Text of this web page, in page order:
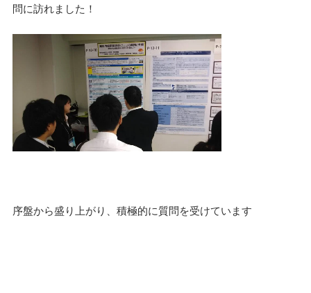
問に訪れました！
序盤から盛り上がり、積極的に質問を受けています